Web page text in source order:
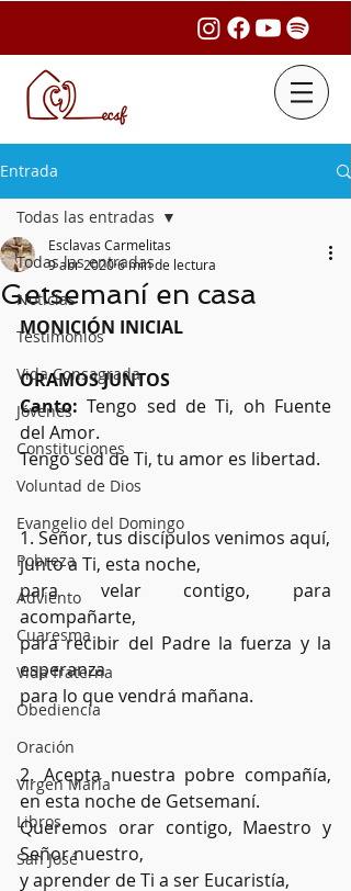
Entrada
Todas las entradas
Noticias
Testimonios
Vida Consagrada
Jóvenes
Constituciones
Voluntad de Dios
Evangelio del Domingo
Pobreza
Adviento
Cuaresma
Vida fraterna
Obediencia
Oración
Virgen María
Libros
San José
Todas las entradas
Getsemaní en casa
Esclavas Carmelitas
9 abr 20206 min de lectura
MONICIÓN INICIAL
ORAMOS JUNTOS
Canto: Tengo sed de Ti, oh Fuente
del Amor.
Tengo sed de Ti, tu amor es libertad.
junto a Ti, esta noche,
para velar contigo, para
acompañarte,
para recibir del Padre la fuerza y la
esperanza
para lo que vendrá mañana.
2. Acepta nuestra pobre compañía,
en esta noche de Getsemaní.
Queremos orar contigo, Maestro y
Señor nuestro,
y aprender de Ti a ser Eucaristía,